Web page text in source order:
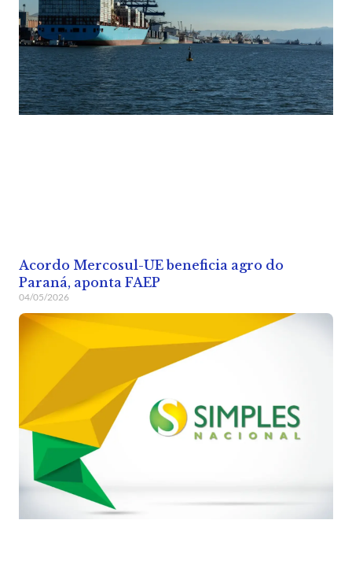
Acordo Mercosul-UE beneficia agro do
Paraná, aponta FAEP
04/05/2026